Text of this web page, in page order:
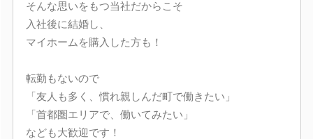
そんな思いをもつ当社だからこそ
入社後に結婚し、
マイホームを購入した方も！
転勤もないので
「友人も多く、慣れ親しんだ町で働きたい」
「首都圏エリアで、働いてみたい」
なども大歓迎です！